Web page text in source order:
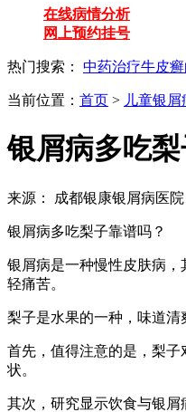
在线病情分析
网上预约挂号
热门搜索： 中药治疗牛皮
当前位置： 首页 > 儿童银屑
银屑病多吃
来源： 成都银康银屑病医院
银屑病多吃梨子靠谱吗？
银屑病是一种慢性皮肤病
轻痛苦。
梨子是水果的一种，味道清
首先，值得注意的是，梨
状。
其次，研究显示饮食与银